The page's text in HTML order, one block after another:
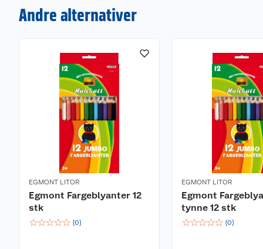
Andre alternativer
EGMONT LITOR
Egmont Fargeblyanter 12
stk
☆☆☆☆☆ (0)
EGMONT LITOR
Egmont
tynne 12 stk
☆☆☆☆☆ (0)